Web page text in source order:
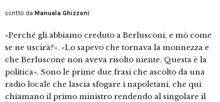
scritto da Manuela Ghizzoni
«Perché gli abbiamo creduto a Berlusconi, e mò come
se ne uscirà?». «Lo sapevo che tornava la monnezza e
che Berluscone non aveva risolto niente. Questa è la
politica». Sono le prime due frasi che ascolto da una
radio locale che lascia sfogare i napoletani, che qui
chiamano il primo ministro rendendo al singolare il